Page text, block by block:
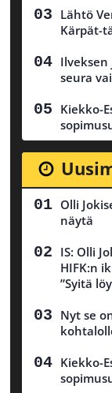
Lähtö
Kärpät-
seura
Kiekko-
Olli
näytä
IS: Olli
HIFK:n
”Syitä
Nyt se
Kiekko-